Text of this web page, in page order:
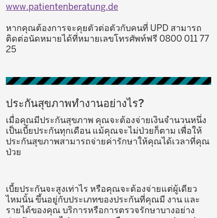
www.patientenberatung.de
หากคุณต้องการจะคุยตัวต่อตัวกับคนที่ UPD สามารถ
ติดต่อนัดหมายได้ที่หมายเลขโทรศัพท์ฟรี 0800 011 77
25
ประกันสุขภาพทำงานอย่างไร?
เมื่อคุณมีประกันสุขภาพ คุณจะต้องจ่ายเงินจำนวนหนึ่ง
เป็นเบี้ยประกันทุกเดือน แม้คุณจะไม่ป่วยก็ตาม เพื่อให้
ประกันสุขภาพสามารถจ่ายค่ารักษาให้คุณได้เวลาที่คุณ
ป่วย
เบี้ยประกันจะสูงเท่าไร หรือคุณจะต้องจ่ายแต่ผู้เดียว
ไหมนั้น ขึ้นอยู่กับประเภทของประกันที่คุณมี งาน และ
รายได้ของคุณ บริการหรือการตรวจรักษาบางอย่าง